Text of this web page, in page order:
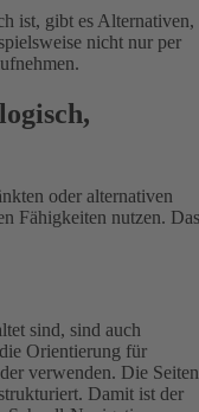
ist, gibt es Alternativen,
nicht nur per
oder alternativen
Fähigkeiten nutzen. Das
sind, sind auch
Orientierung für
verwenden. Die Seiten
Damit ist der